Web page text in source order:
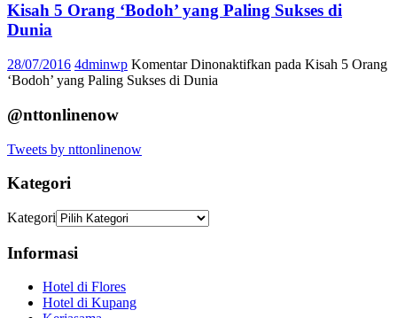
Kisah 5 Orang ‘Bodoh’ yang Paling Sukses di
Dunia
28/07/2016 4dminwp Komentar Dinonaktifkan pada Kisah 5 Orang
‘Bodoh’ yang Paling Sukses di Dunia
@nttonlinenow
Tweets by nttonlinenow
Kategori
Kategori
Informasi
Hotel di Flores
Hotel di Kupang